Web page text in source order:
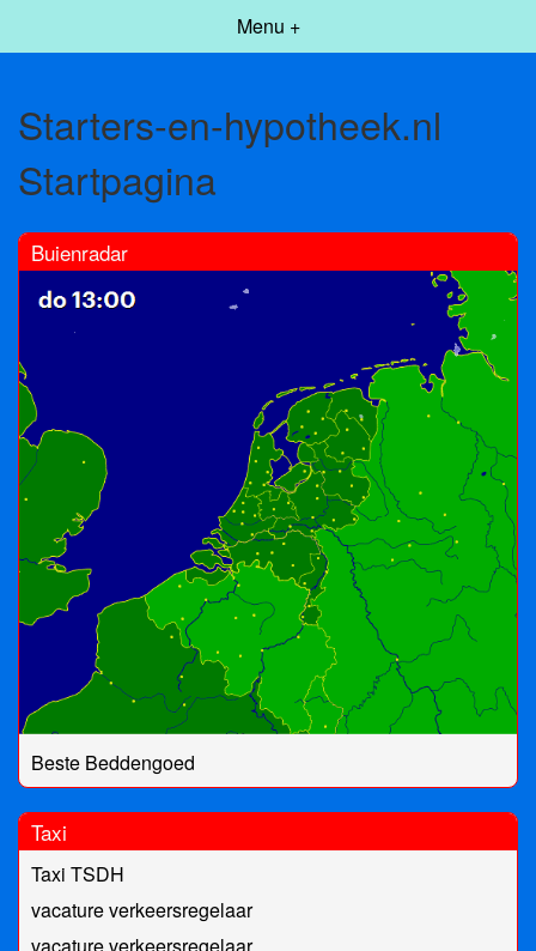
Menu +
Starters-en-hypotheek.nl
Startpagina
Buienradar
Beste Beddengoed
Taxi
Taxi TSDH
vacature verkeersregelaar